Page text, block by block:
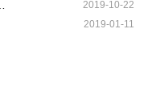
2019-10-22
2019-01-11